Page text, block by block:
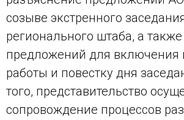
созыве экстренного
регионального штаба, а
предложений для включения
работы и повестку дня
того, представительство
сопровождение процессов